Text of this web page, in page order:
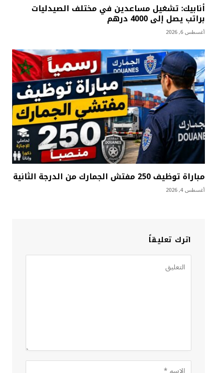
أنابيك: تشغيل مساعدين في مختلف الصيدليات
براتب يصل إلى 4000 درهم
أغسطس 6, 2026
مباراة توظيف 250 مفتش الجمارك من الدرجة الثانية
أغسطس 4, 2026
اترك تعليقاً